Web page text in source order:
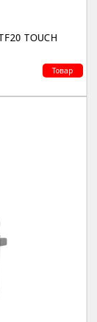
TOUCH
Товар